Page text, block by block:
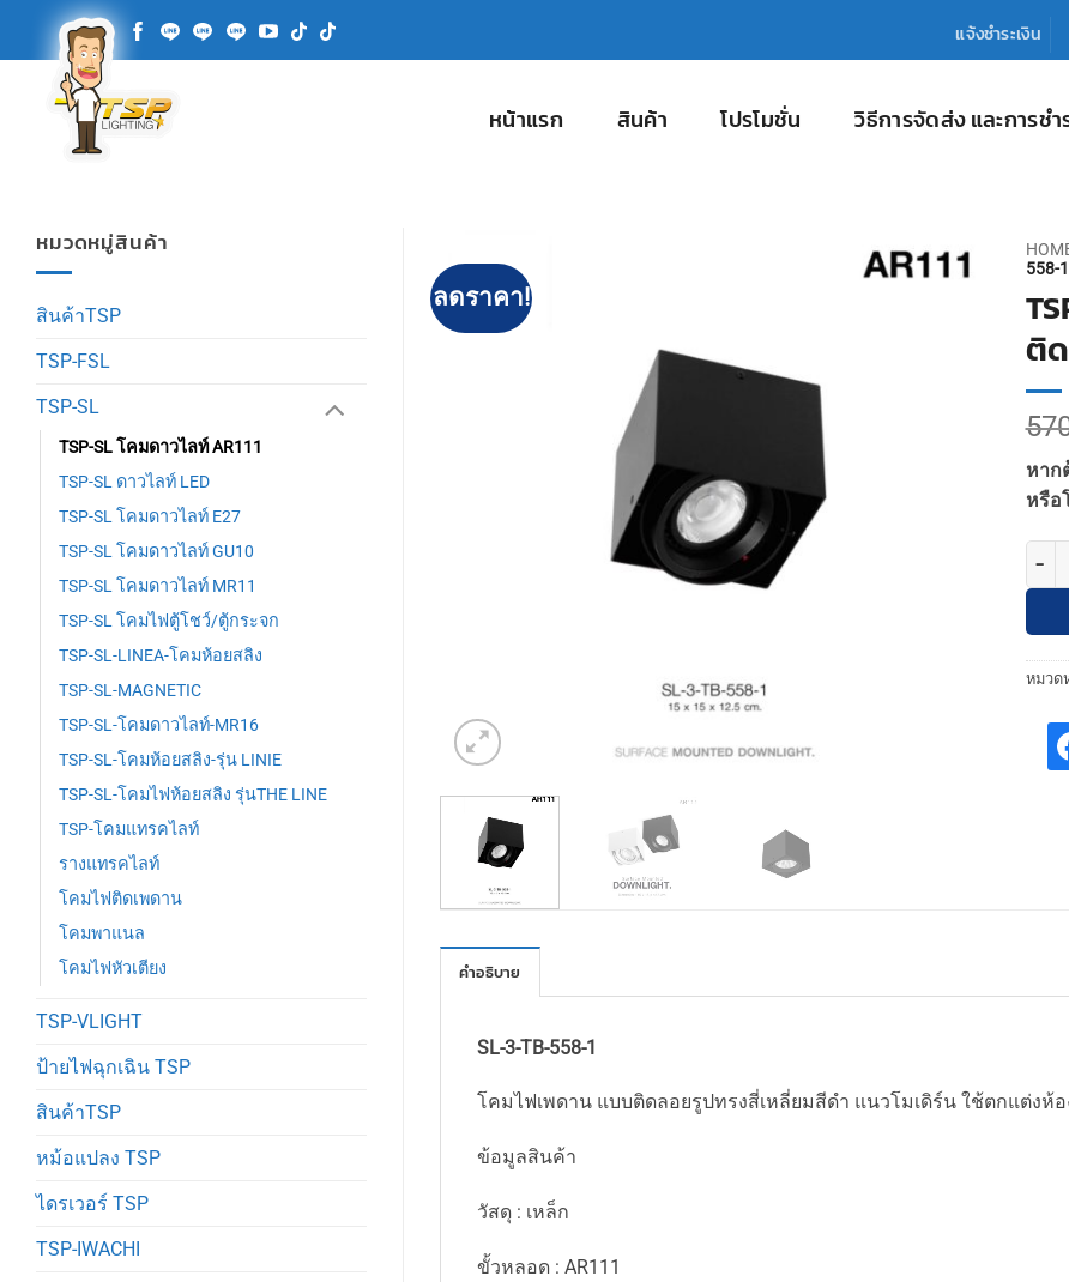
แจ้งชำระเงิน
หน้าแรก สินค้า โปรโมชั่น วิธีการจัดส่ง และการชำ
หมวดหมู่สินค้า
สินค้าTSP
TSP-FSL
TSP-SL
TSP-SL โคมดาวไลท์ AR111
TSP-SL ดาวไลท์ LED
TSP-SL โคมดาวไลท์ E27
TSP-SL โคมดาวไลท์ GU10
TSP-SL โคมดาวไลท์ MR11
TSP-SL โคมไฟตู้โชว์/ตู้กระจก
TSP-SL-LINEA-โคมห้อยสลิง
TSP-SL-MAGNETIC
TSP-SL-โคมดาวไลท์-MR16
TSP-SL-โคมห้อยสลิง-รุ่น LINIE
TSP-SL-โคมไฟห้อยสลิง รุ่นTHE LINE
TSP-โคมแทรคไลท์
รางแทรคไลท์
โคมไฟติดเพดาน
โคมพาแนล
โคมไฟหัวเตียง
TSP-VLIGHT
ป้ายไฟฉุกเฉิน TSP
สินค้าTSP
หม้อแปลง TSP
ไดรเวอร์ TSP
TSP-IWACHI
ลดราคา!
558-
ติ
หาก
หรือ
จำน
หมวด
คำอธิบาย
SL-3-TB-558-1
โคมไฟเพดาน แบบติดลอยรูปทรงสี่เหลี่ยมสีดำ แนวโมเดิร์น ใช้ตกแต่งห้
ข้อมูลสินค้า
วัสดุ : เหล็ก
ขั้วหลอด : AR111